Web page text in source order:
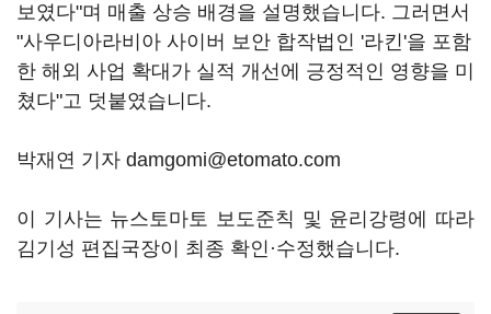
보였다"며 매출 상승 배경을 설명했습니다. 그러면서
"사우디아라비아 사이버 보안 합작법인 '라킨'을 포함
한 해외 사업 확대가 실적 개선에 긍정적인 영향을 미
쳤다"고 덧붙였습니다.
박재연 기자 damgomi@etomato.com
이 기사는 뉴스토마토 보도준칙 및 윤리강령에 따라
김기성 편집국장이 최종 확인·수정했습니다.